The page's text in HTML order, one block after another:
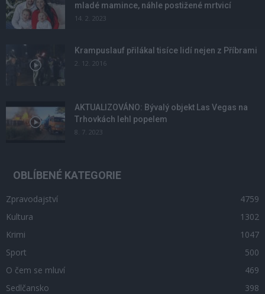
mladé mamince, náhle postižené mrtvicí
14. 2. 2023
Krampuslauf přilákal tisíce lidí nejen z Příbrami
2. 12. 2016
AKTUALIZOVÁNO: Bývalý objekt Las Vegas na
Trhovkách lehl popelem
8. 7. 2023
OBLÍBENÉ KATEGORIE
Zpravodajství
4759
Kultura
1302
Krimi
1047
Sport
500
O čem se mluví
469
Sedlčansko
398